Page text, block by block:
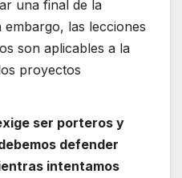
una final de la
embargo, las lecciones
son aplicables a la
proyectos
ser porteros y
defender
intentamos